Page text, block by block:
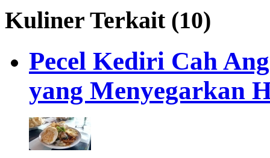
Kuliner Terkait (10)
Pecel Kediri Cah
yang Menyegarkan